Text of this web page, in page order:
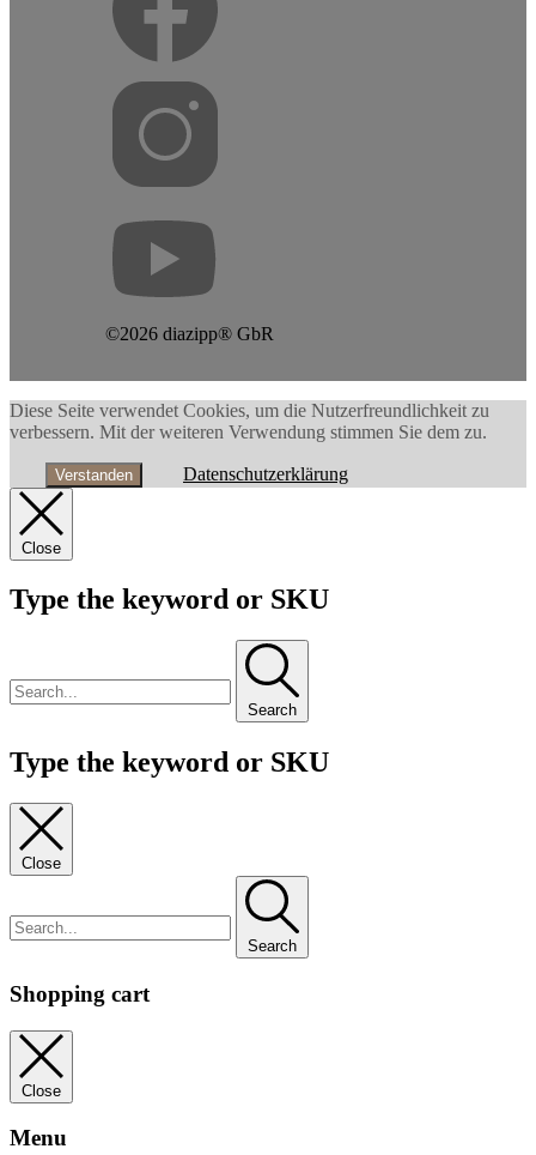
©2026 diazipp® GbR
Diese Seite verwendet Cookies, um die Nutzerfreundlichkeit zu
verbessern. Mit der weiteren Verwendung stimmen Sie dem zu.
Verstanden Datenschutzerklärung
Close
Type the keyword or SKU
Search
Type the keyword or SKU
Close
Search
Shopping cart
Close
Menu